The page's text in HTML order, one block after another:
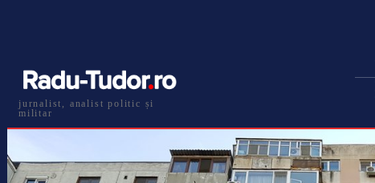
jurnalist, analist politic și
militar